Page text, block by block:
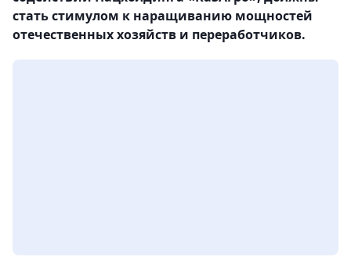
стать стимулом к наращиванию мощностей
отечественных хозяйств и переработчиков.